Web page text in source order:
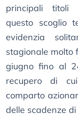
principali titoli
questo scoglio
evidenzia
stagionale molto
giugno fino al
recupero di
comparto
delle scadenze